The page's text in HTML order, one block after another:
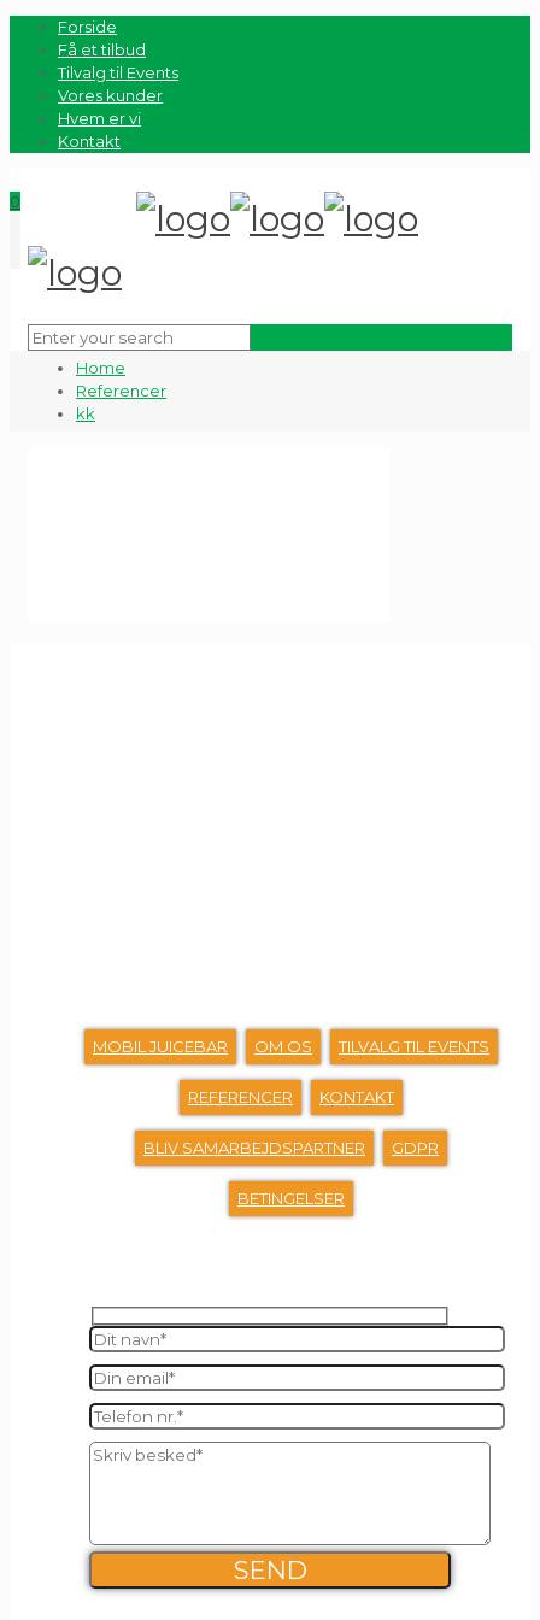
Forside
Få et tilbud
Tilvalg til Events
Vores kunder
Hvem er vi
Kontakt
0
Home
Referencer
kk
MOBIL JUICEBAR OM OS TILVALG TIL EVENTS
REFERENCER KONTAKT
BLIV SAMARBEJDSPARTNER GDPR
BETINGELSER